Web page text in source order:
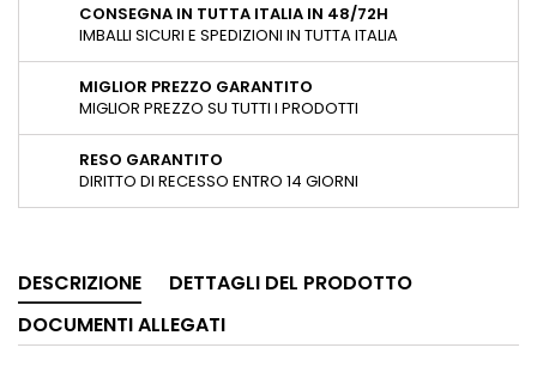
CONSEGNA IN TUTTA ITALIA IN 48/72H
IMBALLI SICURI E SPEDIZIONI IN TUTTA ITALIA
MIGLIOR PREZZO GARANTITO
MIGLIOR PREZZO SU TUTTI I PRODOTTI
RESO GARANTITO
DIRITTO DI RECESSO ENTRO 14 GIORNI
DESCRIZIONE
DETTAGLI DEL PRODOTTO
DOCUMENTI ALLEGATI